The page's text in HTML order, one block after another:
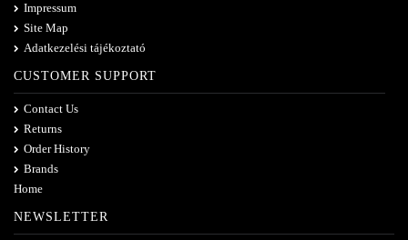
Impressum
Site Map
Adatkezelési tájékoztató
CUSTOMER SUPPORT
Contact Us
Returns
Order History
Brands
Home
NEWSLETTER